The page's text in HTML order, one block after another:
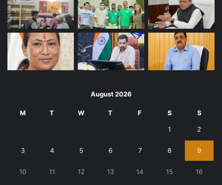
August 2026
M T W T F S S
1 2
3 4 5 6 7 8 9
10 11 12 13 14 15 16